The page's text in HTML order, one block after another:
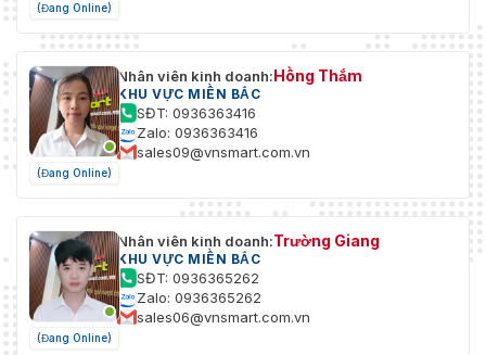
(Đang Online)
(Đang Online)
Nhân viên kinh doanh:Hồng Thắm
KHU VỰC MIỀN BẮC
SĐT: 0936363416
Zalo: 0936363416
sales09@vnsmart.com.vn
(Đang Online)
Nhân viên kinh doanh:Trường Giang
KHU VỰC MIỀN BẮC
SĐT: 0936365262
Zalo: 0936365262
sales06@vnsmart.com.vn